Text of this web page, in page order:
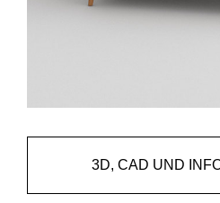
3D, CAD UND